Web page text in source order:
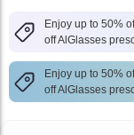
Enjoy up to 50%
off AlGlasses
Enjoy up to 50%
off AlGlasses